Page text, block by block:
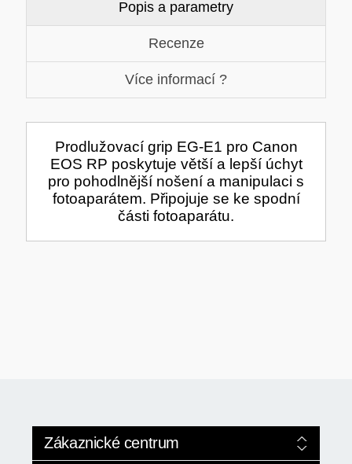
MINI-PC
HERNÍ GAMEPADY
ZÁKLADNÍ DESKY - AMD
MS OFFICE APLIKACE
TISKOVÁ MÉDIA
KOMERČNÍ PANELY
MĚŘÍCÍ PŘÍSTROJE
CHYTRÁ DOMÁCNOST
Popis a parametry
Recenze
Více informací ?
Prodlužovací grip EG-E1 pro Canon
EOS RP poskytuje větší a lepší úchyt
pro pohodlnější nošení a manipulaci s
fotoaparátem. Připojuje se ke spodní
části fotoaparátu.
Zákaznické centrum